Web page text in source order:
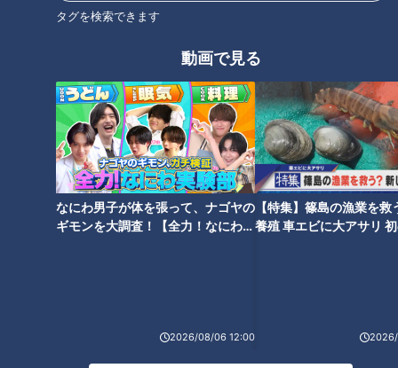
タグを検索できます
動画で見る
なにわ男子が体を張って、ナゴヤの
ギモンを大調査！【全力！なにわ実
2026/08/06 12:00
【特集】篠島の漁業を救
養殖 車エビに大アサリ
オススメ関連コンテンツ
立浪竜３年目も“負け越し”で前
半戦を折り返し、勝てない理由
とファンの切歯扼腕
二軍スタートも一軍昇格後は4
勝0敗、防御率0.49！高橋宏斗
が語る当時の心境「人生の中で
もかなり苦しい日々…」
自己最速157kmを記録し梅津投
「イメージを表現できているの